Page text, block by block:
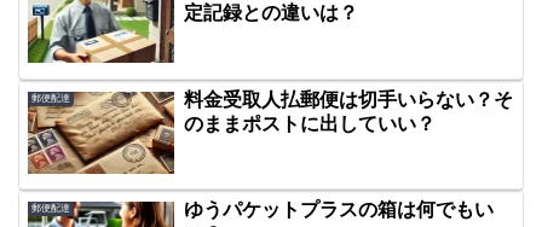
定記録との違いは？
郵便配達
料金受取人払郵便は切手いらない？そ
のままポストに出していい？
郵便配達
ゆうパケットプラスの箱は何でもい